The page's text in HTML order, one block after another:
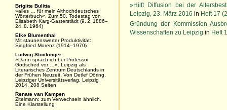
»Hilft Diffusion bei der
Leipzig, 23. März 2016 in Heft 17
Gründung der Kommission
Wissenschaften zu Leipzig in Heft
Brigitte Bulitta
»alles … für mein Althochdeutsches
Wörterbuch«. Zum 50. Todestag von
Elisabeth Karg-Gasterstädt (9. 2. 1886–
24. 8. 1964)
Elke Blumenthal
Mit staunenswerter Produktivität:
Siegfried Morenz (1914–1970)
Ludwig Stockinger
»Dann sprach ich bei Professor
Gottsched vor …«. Leipzig als
Literarisches Zentrum Deutschlands in
der Frühen Neuzeit. Von Detlef Döring,
Leipziger Universitätsverlag, Leipzig
2014, 208 Seiten
Renate van Kampen
Zitelmann: zum Verwechseln ähnlich.
Eine Klarstellung